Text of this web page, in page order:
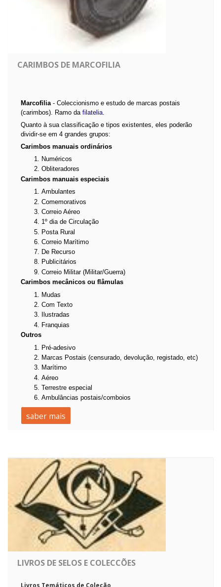
CARIMBOS DE MARCOFILIA
Marcofilia - Coleccionismo e estudo de marcas postais
(carimbos). Ramo da filatelia
Quanto à sua classificação e tipos existentes, eles poderão
dividir-se em 4 grandes grupos:
Carimbos manuais ordinários
Numéricos
Obliteradores
Carimbos manuais especiais
Ambulantes
Comemorativos
Correio Aéreo
1º dia de Circulação
Posta Rural
Correio Marítimo
De Recurso
Publicitários
Correio Militar (Militar/Guerra)
Carimbos mecânicos ou flâmulas
Mudas
Com Texto
Ilustradas
Franquias
Outros
Pré-adesivo
Marcas Postais (censurado, devolução, registado, etc)
Marítimo
Aéreo
Terrestre especial
Ambulâncias postais/comboios
saber mais
LIVROS DE SELOS E COLECCÕES